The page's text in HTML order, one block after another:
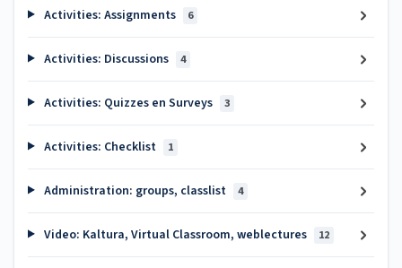
Activities: Assignments 6
Activities: Discussions 4
Activities: Quizzes en Surveys 3
Activities: Checklist 1
Administration: groups, classlist 4
Video: Kaltura, Virtual Classroom, weblectures 12